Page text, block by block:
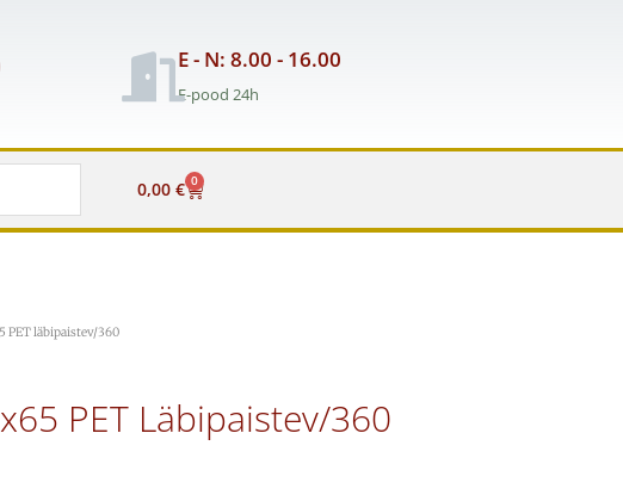
E - N: 8.00 - 16.00
E-pood 24h
0,00 € 0
Cart
PET läbipaistev/360
PET Läbipaistev/360